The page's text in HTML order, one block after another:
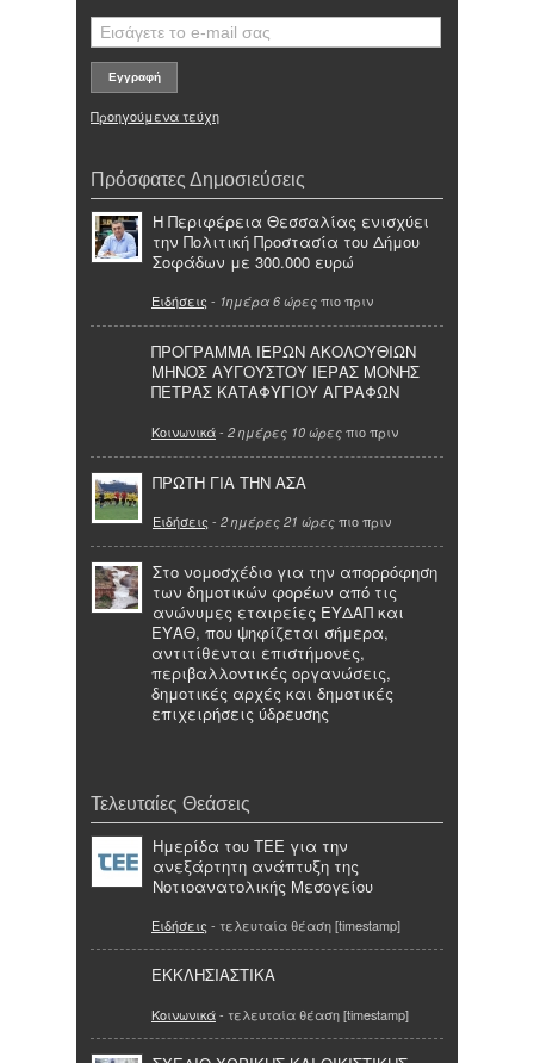
Προηγούμενα τεύχη
Πρόσφατες Δημοσιεύσεις
Η Περιφέρεια Θεσσαλίας ενισχύει
την Πολιτική Προστασία του Δήμου
Σοφάδων με 300.000 ευρώ
Ειδήσεις - 1ημέρα 6 ώρες πιο πριν
ΠΡΟΓΡΑΜΜΑ ΙΕΡΩΝ ΑΚΟΛΟΥΘΙΩΝ
ΜΗΝΟΣ ΑΥΓΟΥΣΤΟΥ ΙΕΡΑΣ ΜΟΝΗΣ
ΠΕΤΡΑΣ ΚΑΤΑΦΥΓΙΟΥ ΑΓΡΑΦΩΝ
Κοινωνικά- 2 ημέρες 10 ώρες πιο πριν
ΠΡΩΤΗ ΓΙΑ ΤΗΝ ΑΣΑ
Ειδήσεις - 2 ημέρες 21 ώρες πιο πριν
Στο νομοσχέδιο για την απορρόφηση
των δημοτικών φορέων από τις
ανώνυμες εταιρείες ΕΥΔΑΠ και
ΕΥΑΘ, που ψηφίζεται σήμερα,
αντιτίθενται επιστήμονες,
περιβαλλοντικές οργανώσεις,
δημοτικές αρχές και δημοτικές
επιχειρήσεις ύδρευσης
Τελευταίες Θεάσεις
Ημερίδα του ΤΕΕ για την
ανεξάρτητη ανάπτυξη της
Νοτιοανατολικής Μεσογείου
Ειδήσεις - τελευταία θέαση [timestamp]
ΕΚΚΛΗΣΙΑΣΤΙΚΑ
Κοινωνικά- τελευταία θέαση [timestamp]